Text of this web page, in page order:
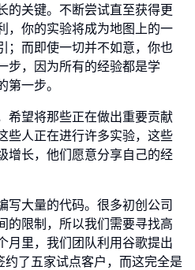
的关键。不断尝试直至获得更
，你的实验将成为地图上的一
；而即使一切并不如意，你也
步，因为所有的经验都是学
一步。
希望将那些正在做出重要贡献
些人正在进行许多实验，这些
增长，他们愿意分享自己的经
写大量的代码。很多初创公司
的限制，所以我们需要寻找高
月里，我们团队利用谷歌提出
约了五家试点客户，而这完全是